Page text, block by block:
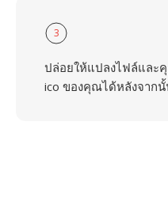
3
ปล่อยให้แปลงไฟล์และ
ico ของคุณได้หลังจาก